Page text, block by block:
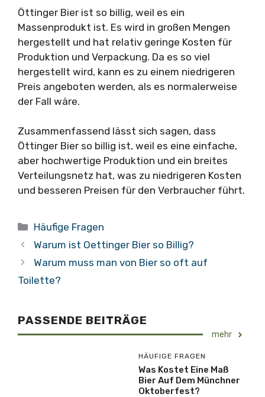
Öttinger Bier ist so billig, weil es ein
Massenprodukt ist. Es wird in großen Mengen
hergestellt und hat relativ geringe Kosten für
Produktion und Verpackung. Da es so viel
hergestellt wird, kann es zu einem niedrigeren
Preis angeboten werden, als es normalerweise
der Fall wäre.
Zusammenfassend lässt sich sagen, dass
Öttinger Bier so billig ist, weil es eine einfache,
aber hochwertige Produktion und ein breites
Verteilungsnetz hat, was zu niedrigeren Kosten
und besseren Preisen für den Verbraucher führt.
Kategorien
Häufige Fragen
Warum ist Oettinger Bier so Billig?
Warum muss man von Bier so oft auf
Toilette?
PASSENDE BEITRÄGE
mehr
HÄUFIGE FRAGEN
Was Kostet Eine Maß
Bier Auf Dem Münchner
Oktoberfest?